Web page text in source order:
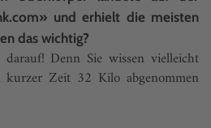
und erhielt die meisten
das wichtig?
Denn Sie wissen vielleicht
Zeit 32 Kilo abgenommen